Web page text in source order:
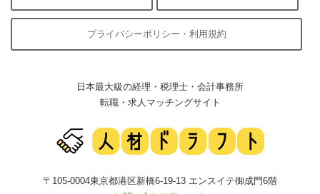
プライバシーポリシー・利用規約
日本最大級の経理・税理士・会計事務所
転職・求人マッチングサイト
〒105-0004東京都港区新橋6-19-13 エンスイテ御成門6階